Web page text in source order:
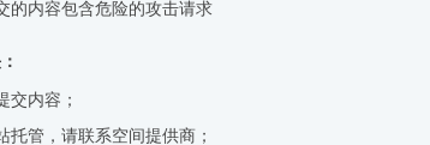
的内容包含危险的攻击请求
交内容；
托管，请联系空间提供商；